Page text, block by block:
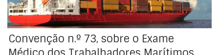
Convenção n.º 73, sobre o Exame